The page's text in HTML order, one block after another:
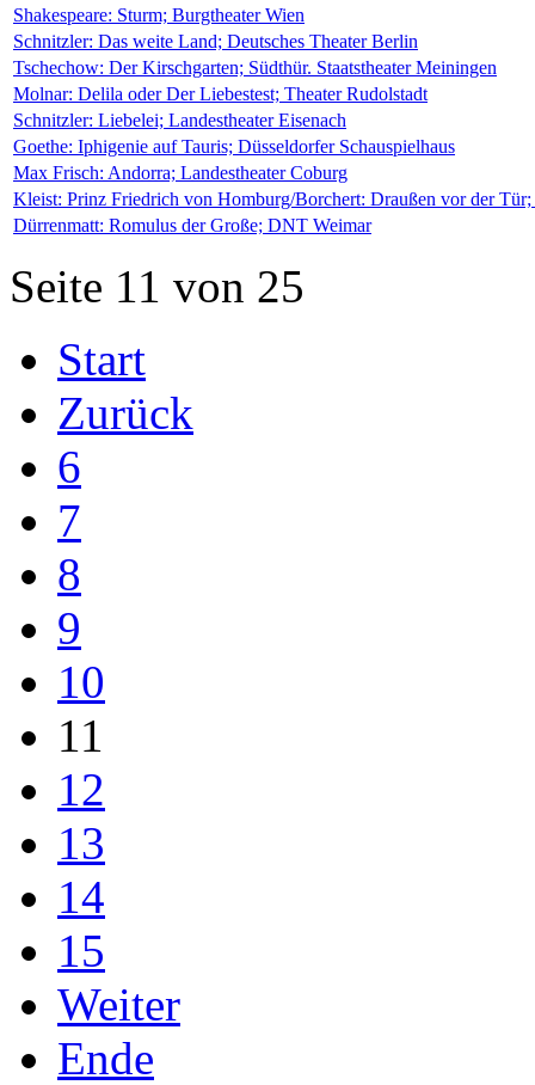
Shakespeare: Sturm; Burgtheater Wien
Schnitzler: Das weite Land; Deutsches Theater Berlin
Tschechow: Der Kirschgarten; Südthür. Staatstheater Meiningen
Molnar: Delila oder Der Liebestest; Theater Rudolstadt
Schnitzler: Liebelei; Landestheater Eisenach
Goethe: Iphigenie auf Tauris; Düsseldorfer Schauspielhaus
Max Frisch: Andorra; Landestheater Coburg
Kleist: Prinz Friedrich von Homburg/Borchert: Draußen vor der Tür;
Dürrenmatt: Romulus der Große; DNT Weimar
Seite 11 von 25
Start
Zurück
6
7
8
9
10
11
12
13
14
15
Weiter
Ende